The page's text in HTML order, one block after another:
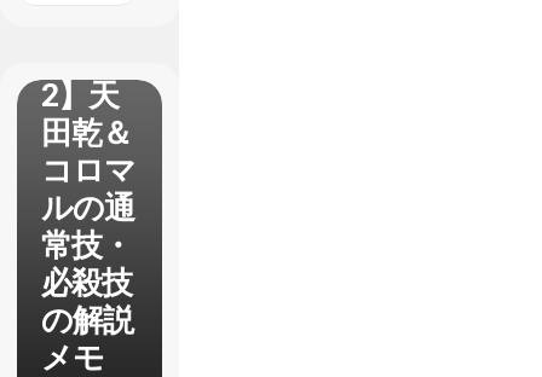
2】天
田乾＆
コロマ
ルの通
常技・
必殺技
の解説
メモ